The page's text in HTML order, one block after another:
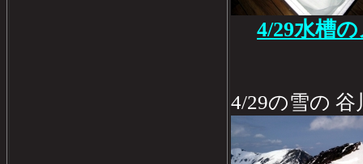
4/29水槽
4/29の雪の 谷